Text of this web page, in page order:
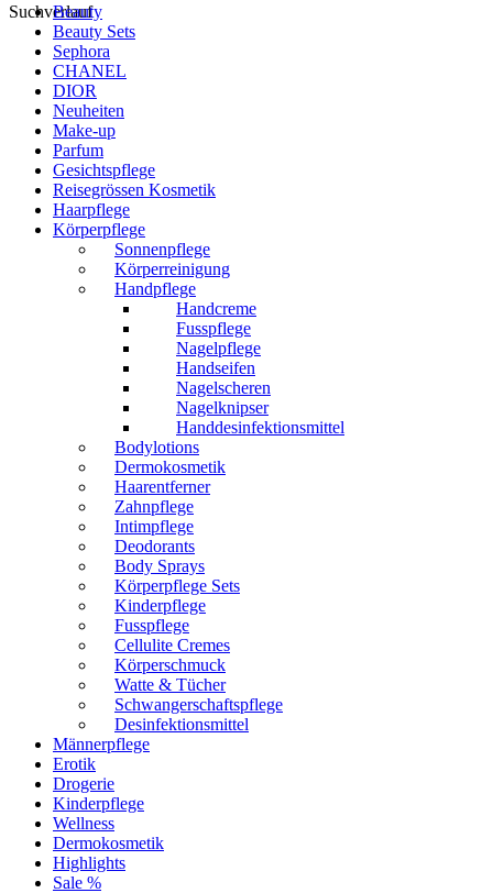
Suchverlauf
Beauty
Beauty Sets
Sephora
CHANEL
DIOR
Neuheiten
Make-up
Parfum
Gesichtspflege
Reisegrössen Kosmetik
Haarpflege
Körperpflege
Sonnenpflege
Körperreinigung
Handpflege
Handcreme
Fusspflege
Nagelpflege
Handseifen
Nagelscheren
Nagelknipser
Handdesinfektionsmittel
Bodylotions
Dermokosmetik
Haarentferner
Zahnpflege
Intimpflege
Deodorants
Body Sprays
Körperpflege Sets
Kinderpflege
Fusspflege
Cellulite Cremes
Körperschmuck
Watte & Tücher
Schwangerschaftspflege
Desinfektionsmittel
Männerpflege
Erotik
Drogerie
Kinderpflege
Wellness
Dermokosmetik
Highlights
Sale %